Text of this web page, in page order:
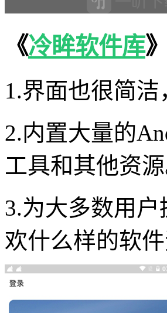
《冷眸软件库
1.界面也很简
2.内置大量的
工具和其他资源
3.为大多数用
欢什么样的软件